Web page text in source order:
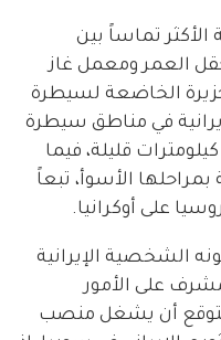
الأكثر تماساً بين
حقل العمر ومعمل غاز
الخاضعة لسيطرة
في مناطق سيطرة
قليلة، فيما
الأسوأ، تبعاً
على أوكرانيا.
الشخصية الإيرانية
على الأمور
أن يشغل منصب